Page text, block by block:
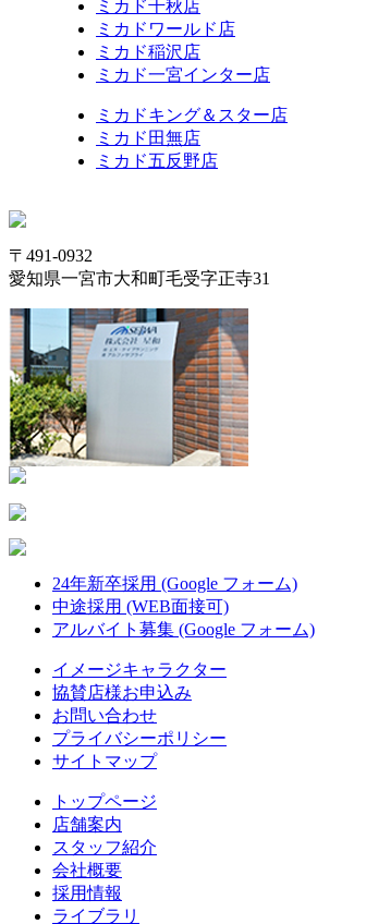
ミカド千秋店
ミカドワールド店
ミカド稲沢店
ミカド一宮インター店
ミカドキング＆スター店
ミカド田無店
ミカド五反野店
〒491-0932
愛知県一宮市大和町毛受字正寺31
24年新卒採用 (Google フォーム)
中途採用 (WEB面接可)
アルバイト募集 (Google フォーム)
イメージキャラクター
協賛店様お申込み
お問い合わせ
プライバシーポリシー
サイトマップ
トップページ
店舗案内
スタッフ紹介
会社概要
採用情報
ライブラリ